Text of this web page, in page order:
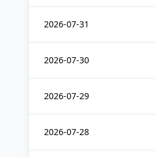
2026-07-31
2026-07-30
2026-07-29
2026-07-28